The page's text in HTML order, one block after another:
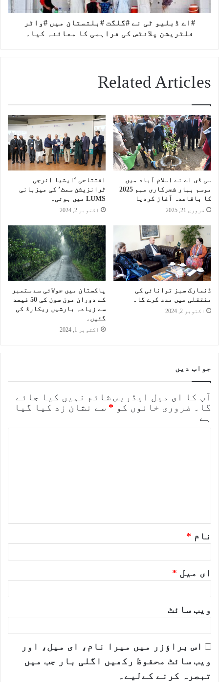
#اے ڈبلیو ٹی نے #گلگت #بلتستان میں #واٹر
فلٹریشن پلانٹس کی فراہمی کا معائنہ کیا۔
Related Articles
سی ڈی اے نے اسلام آباد میں
موسم بہار شجرکاری مہم 2025
کا باقاعدہ آغاز کردیا
فروری 21, 2025
افتتاحی ‘ایشیا انرجی
ٹرانزیشن سمٹ’ کی میزبانی
LUMS میں ہوئی۔
اکتوبر 2, 2024
ڈنمارک سبز توانائی کی
منتقلی میں مدد کرے گا۔
اکتوبر 2, 2024
پاکستان میں جولائی سے ستمبر
کے دوران مون سون کی 50 فیصد
سے زیادہ بارشیں ریکارڈ کی
گئیں۔
اکتوبر 1, 2024
جواب دیں
آپ کا ای میل ایڈریس شائع نہیں کیا جائے
گا۔
ضروری خانوں کو * سے نشان زد کیا گیا
ہے
نام *
ای میل *
ویب‌ سائٹ
اس براؤزر میں میرا نام، ای میل، اور
ویب سائٹ محفوظ رکھیں اگلی بار جب میں
تبصرہ کرنے کےلیے۔